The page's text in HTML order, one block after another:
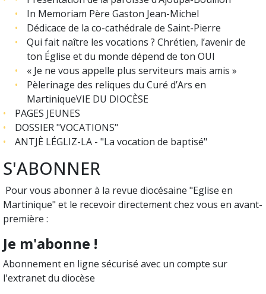
In Memoriam Père Gaston Jean-Michel
Dédicace de la co-cathédrale de Saint-Pierre
Qui fait naître les vocations ? Chrétien, l’avenir de
ton Église et du monde dépend de ton OUI
« Je ne vous appelle plus serviteurs mais amis »
Pèlerinage des reliques du Curé d’Ars en
MartiniqueVIE DU DIOCÈSE
PAGES JEUNES
DOSSIER "VOCATIONS"
ANTJÈ LÉGLIZ-LA - "La vocation de baptisé"
S'ABONNER
Pour vous abonner à la revue diocésaine "Eglise en
Martinique" et le recevoir directement chez vous en avant-
première :
Je m'abonne !
Abonnement en ligne sécurisé avec un compte sur
l'extranet du diocèse